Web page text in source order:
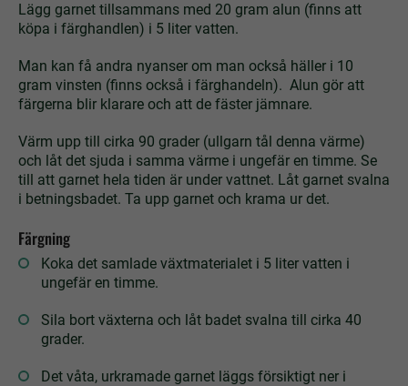
Lägg garnet tillsammans med 20 gram alun (finns att
köpa i färghandlen) i 5 liter vatten.
Man kan få andra nyanser om man också häller i 10
gram vinsten (finns också i färghandeln). Alun gör att
färgerna blir klarare och att de fäster jämnare.
Värm upp till cirka 90 grader (ullgarn tål denna värme)
och låt det sjuda i samma värme i ungefär en timme. Se
till att garnet hela tiden är under vattnet. Låt garnet svalna
i betningsbadet. Ta upp garnet och krama ur det.
Färgning
Koka det samlade växtmaterialet i 5 liter vatten i
ungefär en timme.
Sila bort växterna och låt badet svalna till cirka 40
grader.
Det våta, urkramade garnet läggs försiktigt ner i